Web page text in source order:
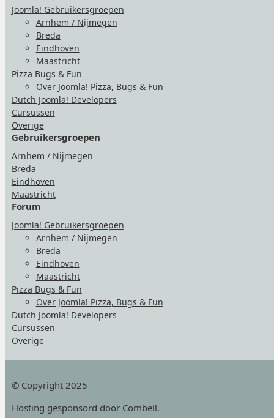
Joomla! Gebruikersgroepen
Arnhem / Nijmegen
Breda
Eindhoven
Maastricht
Pizza Bugs & Fun
Over Joomla! Pizza, Bugs & Fun
Dutch Joomla! Developers
Cursussen
Overige
Gebruikersgroepen
Arnhem / Nijmegen
Breda
Eindhoven
Maastricht
Forum
Joomla! Gebruikersgroepen
Arnhem / Nijmegen
Breda
Eindhoven
Maastricht
Pizza Bugs & Fun
Over Joomla! Pizza, Bugs & Fun
Dutch Joomla! Developers
Cursussen
Overige
© Copyright 2025
Hosting gesponsord door Combell.